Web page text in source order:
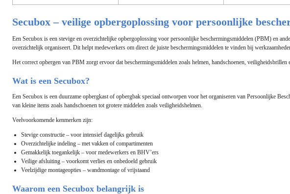
Secubox – veilige opbergoplossing voor persoonlijke
Een Secubox is een stevige en overzichtelijke opbergoplossing voor persoonlijke beschermingsmiddelen (PBM) en
overzichtelijk organiseert. Dit helpt medewerkers om direct de juiste beschermingsmiddelen te vinden bij
Het correct opbergen van PBM zorgt ervoor dat beschermingsmiddelen zoals helmen, handschoenen,
Wat is een Secubox?
Een Secubox is een duurzame opbergkast of opbergbak speciaal ontworpen voor het organiseren van Persoonlijke
van kleine items zoals handschoenen tot grotere middelen zoals veiligheidshelmen.
Veelvoorkomende kenmerken zijn:
Stevige constructie – voor intensief dagelijks gebruik
Overzichtelijke indeling – met vakken of compartimenten
Gemakkelijk toegankelijk – voor medewerkers en BHV’ers
Veilige afsluiting – voorkomt verlies en onbedoeld gebruik
Veelzijdige montageopties – wandmontage of vrijstaand
Waarom een Secubox belangrijk is